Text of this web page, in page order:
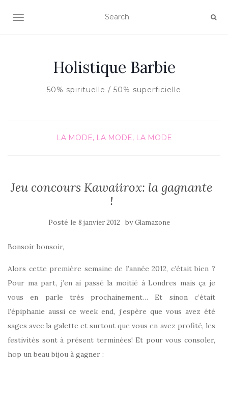
AFFICHER/MASQUER LA NAVIGATION
Holistique Barbie
50% spirituelle / 50% superficielle
LA MODE, LA MODE, LA MODE
Jeu concours Kawaiirox: la gagnante
!
Posté le 8 janvier 2012 byGlamazone
Bonsoir bonsoir,
Alors cette première semaine de l’année 2012, c’était bien ?
Pour ma part, j’en ai passé la moitié à Londres mais ça je
vous en parle très prochainement… Et sinon c’était
l’épiphanie aussi ce week end, j’espère que vous avez été
sages avec la galette et surtout que vous en avez profité, les
festivités sont à présent terminées! Et pour vous consoler,
hop un beau bijou à gagner :